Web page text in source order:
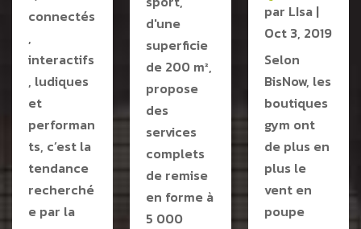
connectés
,
interactifs
, ludiques
et
performan
ts, c’est la
tendance
recherché
e par la
d'une
superficie
de 200 m²,
propose
des
services
complets
de remise
en forme à
5 000
par LIsa|
Oct 3, 2019
Selon
BisNow, les
boutiques
gym ont
de plus en
plus le
vent en
poupe